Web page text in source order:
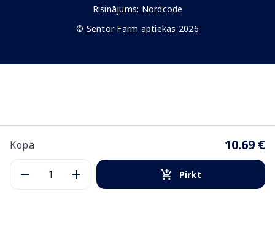
Kopā 10.69 €
Pirkt
Risinājums: Nordcode
© Sentor Farm aptiekas 2026